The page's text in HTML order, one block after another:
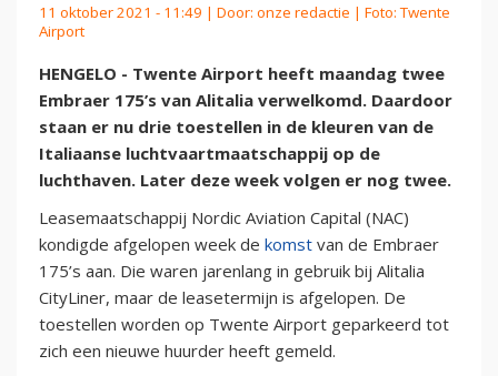
11 oktober 2021 - 11:49 | Door: onze redactie | Foto: Twente
Airport
HENGELO - Twente Airport heeft maandag twee
Embraer 175’s van Alitalia verwelkomd. Daardoor
staan er nu drie toestellen in de kleuren van de
Italiaanse luchtvaartmaatschappij op de
luchthaven. Later deze week volgen er nog twee.
Leasemaatschappij Nordic Aviation Capital (NAC)
kondigde afgelopen week de komst van de Embraer
175’s aan. Die waren jarenlang in gebruik bij Alitalia
CityLiner, maar de leasetermijn is afgelopen. De
toestellen worden op Twente Airport geparkeerd tot
zich een nieuwe huurder heeft gemeld.